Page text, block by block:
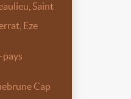
Saint
Eze
Cap